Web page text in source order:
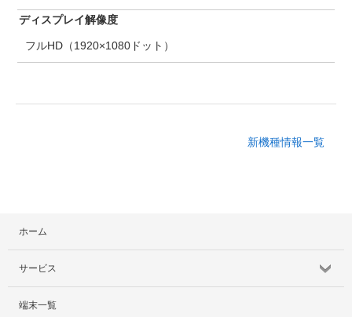
ディスプレイ解像度
フルHD（1920×1080ドット）
新機種情報一覧
ホーム
サービス
サービス紹介
端末一覧